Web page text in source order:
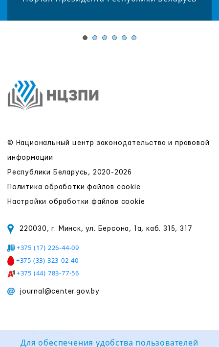
© Национальный центр законодательства и правовой
информации
Республики Беларусь, 2020-2026
Политика обработки файлов cookie
Настройки обработки файлов cookie
220030, г. Минск, ул. Берсона, 1а, каб. 315, 317
+375 (17) 226-44-09
+375 (33) 323-02-40
+375 (44) 783-77-56
journal@center.gov.by
поддержка сайта:
Для обеспечения удобства пользователей